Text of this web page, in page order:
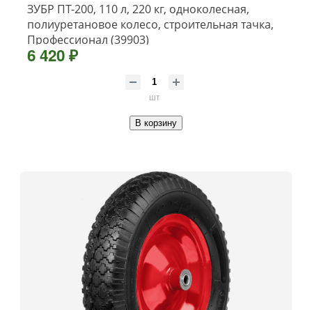
ЗУБР ПТ-200, 110 л, 220 кг, одноколесная,
полиуретановое колесо, строительная тачка,
Профессионал (39903)
6 420 ₽
шт
В корзину